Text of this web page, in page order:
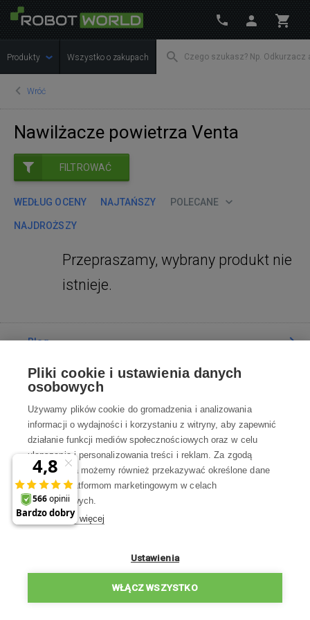
Produkty Wszystko o zakupach
Wróć
Nawilżacze powietrza Venta
FILTROWAĆ
WEDŁUG OCENY NAJTAŃSZY POLECANE
NAJDROŻSZY
Przepraszamy, wybrany produkt nie
istnieje.
Blog
Poradnia
Wszystko o zakupach
Kontakt
Skontaktuj się z Nami
Pon-Pt 8:00—17:00
WSZYSTKIE KONTAKTY
Pliki cookie i ustawienia danych
osobowych
Używamy plików cookie do gromadzenia i analizowania
informacji o wydajności i korzystaniu z witryny, aby zapewnić
działanie funkcji mediów społecznościowych oraz w celu
ulepszania i personalizowania treści i reklam. Za zgodą
użytkownika możemy również przekazywać określone dane
osobowe platformom marketingowym w celach
marketingowych.
Dowiedz się więcej
Ustawienia
WŁĄCZ WSZYSTKO